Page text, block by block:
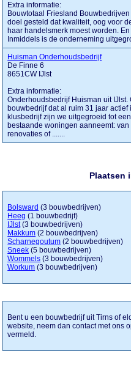
Extra informatie:
Bouwtotaal Friesland
doel gesteld dat kwaliteit, oog voor
haar handelsmerk moest worden.
Inmiddels is de onderneming
Huisman Onderhoudsbedrijf
De Finne 6
8651CW IJlst
Extra informatie:
Onderhoudsbedrijf Huisman uit
bouwbedrijf dat al ruim 31 jaar
klusbedrijf zijn we uitgegroeid tot
bestaande woningen aanneemt:
renovaties of .......
Plaatsen
Bolsward (3 bouwbedrijven)
Heeg (1 bouwbedrijf)
IJlst(3 bouwbedrijven)
Makkum (2 bouwbedrijven)
Scharnegoutum (2 bouwbedrijven)
Sneek (5 bouwbedrijven)
Wommels (3 bouwbedrijven)
Workum (3 bouwbedrijven)
Bent u een bouwbedrijf uit Tirns of
website, neem dan contact met ons
vermeld.